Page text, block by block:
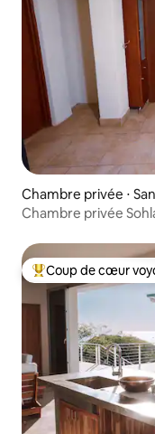
Chambre privée ⋅
Chambre privée
Coups de cœur
Coup de cœur